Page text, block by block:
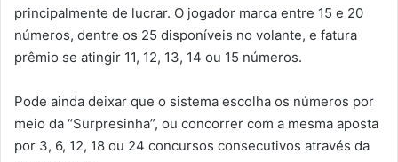
principalmente de lucrar. O jogador marca entre 15 e 20
números, dentre os 25 disponíveis no volante, e fatura
prêmio se atingir 11, 12, 13, 14 ou 15 números.
Pode ainda deixar que o sistema escolha os números por
meio da “Surpresinha”, ou concorrer com a mesma aposta
por 3, 6, 12, 18 ou 24 concursos consecutivos através da